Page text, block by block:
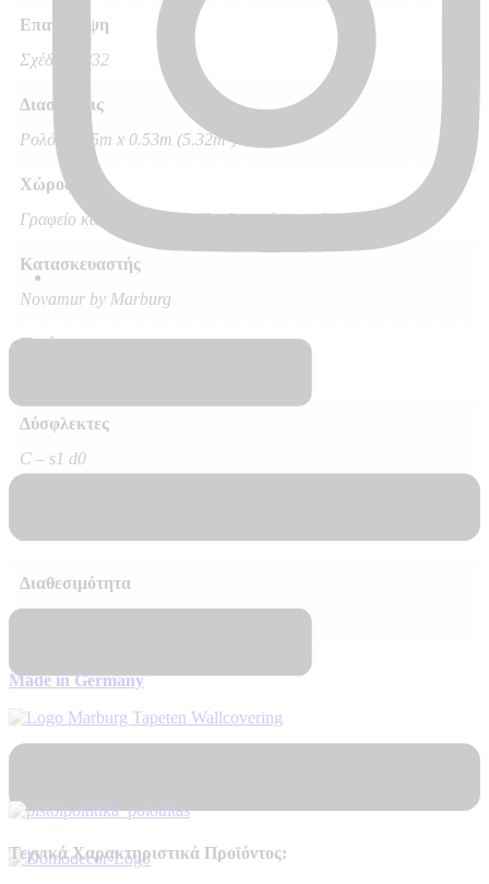
Επανάληψη
Σχέδιο 64/32
Διαστάσεις
Ρολό 10.05m x 0.53m (5.32m²)
Χώρος
Γραφείο και άλλοι χώροι, Κρεβατοκάμαρα, Σαλόνι
Κατασκευαστής
Novamur by Marburg
Ποιότητα
Δύσφλεκτες
C – s1 d0
–
Διαθεσιμότητα
Made in Germany
Πιστοποιητικά Ποιότητας
Τεχνικά Χαρακτηριστικά Προϊόντος: